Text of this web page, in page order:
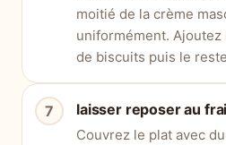
moitié de la crème
uniformément.
de biscuits puis le
laisser reposer au
Couvrez le plat avec